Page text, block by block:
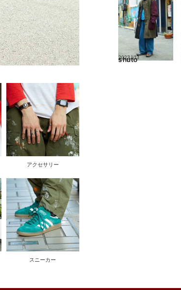
アクセサリー
スニーカー
shuto
2023.1/13